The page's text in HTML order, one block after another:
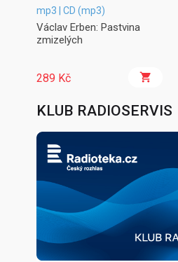
mp3 | CD (mp3)
Václav Erben: Pastvina
zmizelých
289 Kč
KLUB RADIOSERVIS